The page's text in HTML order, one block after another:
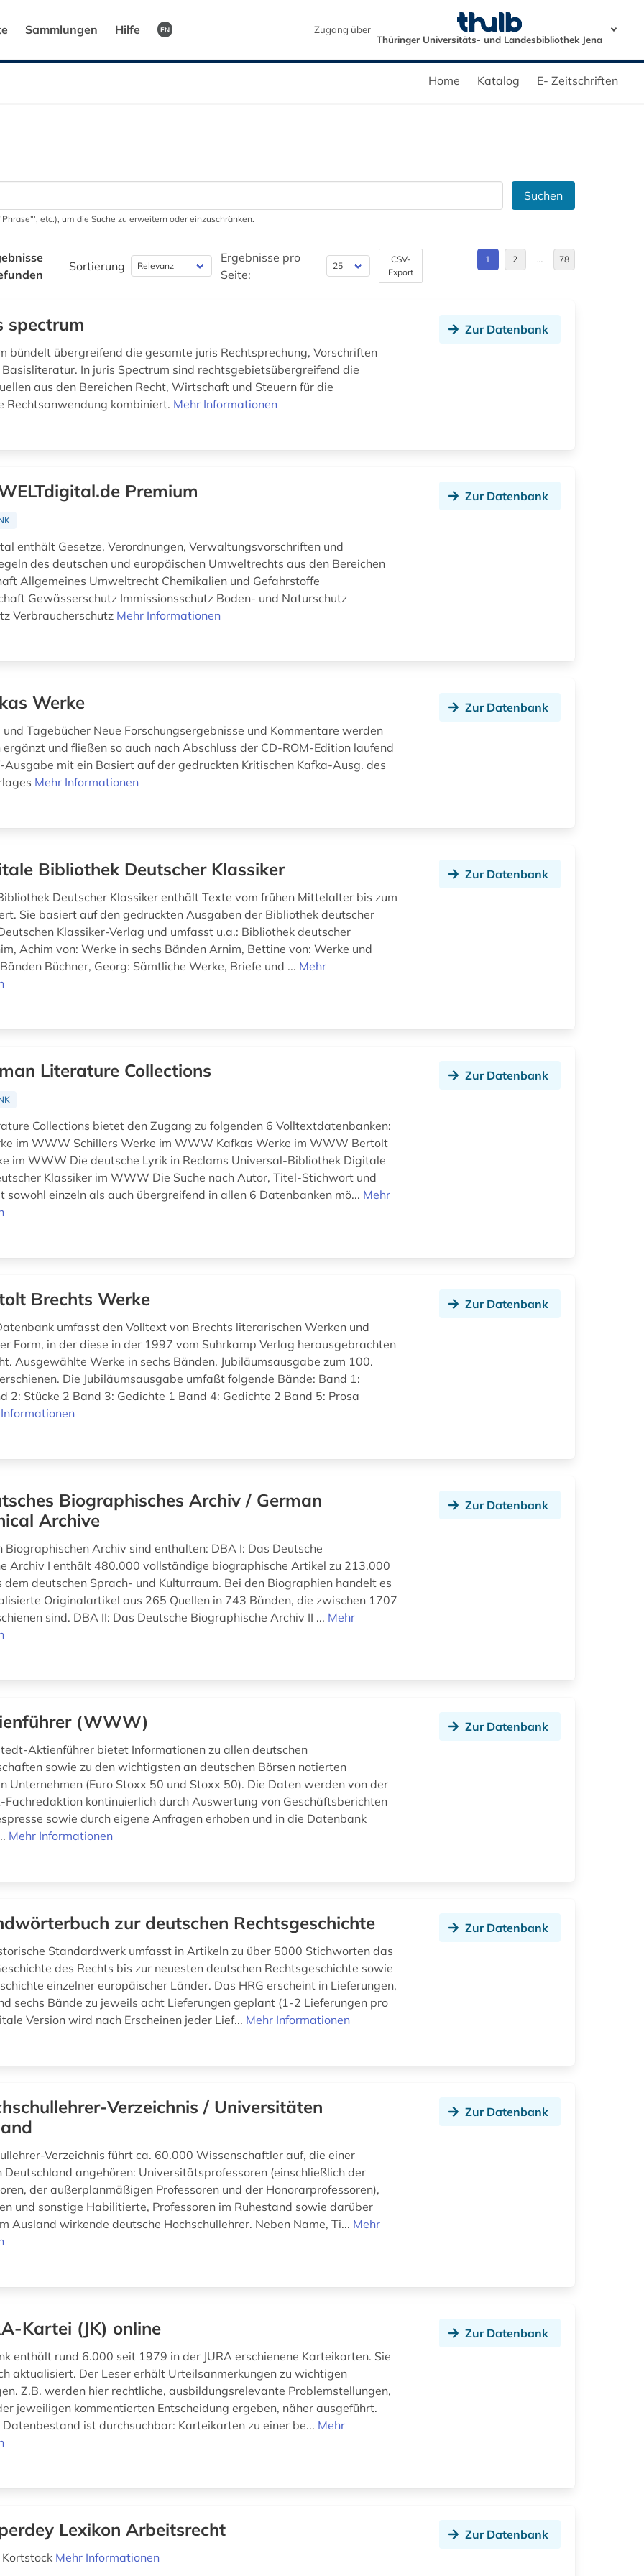
Sammlungen Hilfe EN
Zugang über
Thüringer Universitäts- und Landesbibliothek Jena
Home Katalog E- Zeitschriften
Suchen
etc.), um die Suche zu erweitern oder einzuschränken.
Sortierung
Ergebnisse pro
Seite:
CSV-
Export
1 2 … 78
spectrum
bündelt übergreifend die gesamte juris Rechtsprechung, Vorschriften
In juris Spectrum sind rechtsgebietsübergreifend die
aus den Bereichen Recht, Wirtschaft und Steuern für die
Rechtsanwendung kombiniert. Mehr Informationen
Zur Datenbank
Premium
enthält Gesetze, Verordnungen, Verwaltungsvorschriften und
des deutschen und europäischen Umweltrechts aus den Bereichen
Allgemeines Umweltrecht Chemikalien und Gefahrstoffe
Gewässerschutz Immissionsschutz Boden- und Naturschutz
Verbraucherschutz Mehr Informationen
Zur Datenbank
Werke
und Tagebücher Neue Forschungsergebnisse und Kommentare werden
und fließen so auch nach Abschluss der CD-ROM-Edition laufend
mit ein Basiert auf der gedruckten Kritischen Kafka-Ausg. des
Mehr Informationen
Zur Datenbank
Bibliothek Deutscher Klassiker
Deutscher Klassiker enthält Texte vom frühen Mittelalter bis zum
Sie basiert auf den gedruckten Ausgaben der Bibliothek deutscher
Klassiker-Verlag und umfasst u.a.: Bibliothek deutscher
Achim von: Werke in sechs Bänden Arnim, Bettine von: Werke und
Büchner, Georg: Sämtliche Werke, Briefe und ... Mehr
Zur Datenbank
Literature Collections
Collections bietet den Zugang zu folgenden 6 Volltextdatenbanken:
im WWW Schillers Werke im WWW Kafkas Werke im WWW Bertolt
im WWW Die deutsche Lyrik in Reclams Universal-Bibliothek Digitale
Klassiker im WWW Die Suche nach Autor, Titel-Stichwort und
sowohl einzeln als auch übergreifend in allen 6 Datenbanken mö... Mehr
Zur Datenbank
Brechts Werke
umfasst den Volltext von Brechts literarischen Werken und
Form, in der diese in der 1997 vom Suhrkamp Verlag herausgebrachten
Ausgewählte Werke in sechs Bänden. Jubiläumsausgabe zum 100.
Die Jubiläumsausgabe umfaßt folgende Bände: Band 1:
2: Stücke 2 Band 3: Gedichte 1 Band 4: Gedichte 2 Band 5: Prosa
Zur Datenbank
Biographisches Archiv / German
Archive
Biographischen Archiv sind enthalten: DBA I: Das Deutsche
Archiv I enthält 480.000 vollständige biographische Artikel zu 213.000
dem deutschen Sprach- und Kulturraum. Bei den Biographien handelt es
Originalartikel aus 265 Quellen in 743 Bänden, die zwischen 1707
sind. DBA II: Das Deutsche Biographische Archiv II ... Mehr
Zur Datenbank
(WWW)
Aktienführer bietet Informationen zu allen deutschen
sowie zu den wichtigsten an deutschen Börsen notierten
Unternehmen (Euro Stoxx 50 und Stoxx 50). Die Daten werden von der
kontinuierlich durch Auswertung von Geschäftsberichten
sowie durch eigene Anfragen erhoben und in die Datenbank
Mehr Informationen
Zur Datenbank
zur deutschen Rechtsgeschichte
Standardwerk umfasst in Artikeln zu über 5000 Stichworten das
des Rechts bis zur neuesten deutschen Rechtsgeschichte sowie
einzelner europäischer Länder. Das HRG erscheint in Lieferungen,
sechs Bände zu jeweils acht Lieferungen geplant (1-2 Lieferungen pro
Version wird nach Erscheinen jeder Lief... Mehr Informationen
Zur Datenbank
Verzeichnis / Universitäten
Verzeichnis führt ca. 60.000 Wissenschaftler auf, die einer
Deutschland angehören: Universitätsprofessoren (einschließlich der
der außerplanmäßigen Professoren und der Honorarprofessoren),
und sonstige Habilitierte, Professoren im Ruhestand sowie darüber
Ausland wirkende deutsche Hochschullehrer. Neben Name, Ti... Mehr
Zur Datenbank
Kartei (JK) online
enthält rund 6.000 seit 1979 in der JURA erschienene Karteikarten. Sie
aktualisiert. Der Leser erhält Urteilsanmerkungen zu wichtigen
Z.B. werden hier rechtliche, ausbildungsrelevante Problemstellungen,
jeweiligen kommentierten Entscheidung ergeben, näher ausgeführt.
ist durchsuchbar: Karteikarten zu einer be... Mehr
Zur Datenbank
Lexikon Arbeitsrecht
Mehr Informationen
Zur Datenbank